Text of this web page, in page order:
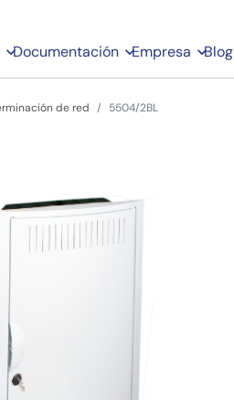
Documentación Empresa Blog
de red 5504/2BL